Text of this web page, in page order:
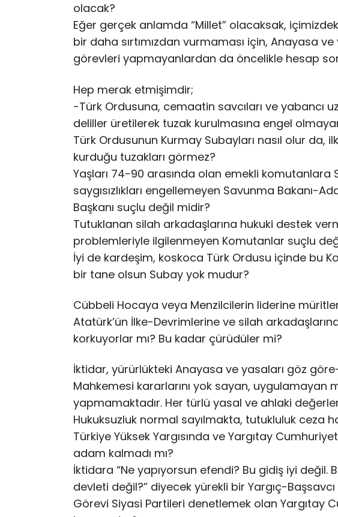
olacak?
Eğer gerçek anlamda “Millet” olacaksak,
bir daha sırtımızdan vurmaması için, Anayasa
görevleri yapmayanlardan da öncelikle hesap
Hep merak etmişimdir;
-Türk Ordusuna, cemaatin savcıları ve yabancı
deliller üretilerek tuzak kurulmasına engel
Türk Ordusunun Kurmay Subayları nasıl olur da,
kurduğu tuzakları görmez?
Yaşları 74-90 arasında olan emekli komutanlara
saygısızlıkları engellemeyen Savunma Bakanı-
Başkanı suçlu değil midir?
Tutuklanan silah arkadaşlarına hukuki destek
problemleriyle ilgilenmeyen Komutanlar suçlu
İyi de kardeşim, koskoca Türk Ordusu içinde bu
bir tane olsun Subay yok mudur?
Cübbeli Hocaya veya Menzilcilerin liderine
Atatürk’ün İlke-Devrimlerine ve silah
korkuyorlar mı? Bu kadar çürüdüler mi?
İktidar, yürürlükteki Anayasa ve yasaları göz
Mahkemesi kararlarını yok sayan, uygulamayan
yapmamaktadır. Her türlü yasal ve ahlaki
Hukuksuzluk normal sayılmakta, tutukluluk ceza
Türkiye Yüksek Yargısında ve Yargıtay
adam kalmadı mı?
İktidara “Ne yapıyorsun efendi? Bu gidiş iyi değil.
devleti değil?” diyecek yürekli bir Yargıç-
Görevi Siyasi Partileri denetlemek olan Yargıtay